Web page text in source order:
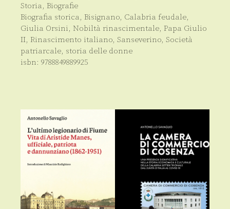
Storia, Biografie
Biografia storica, Bisignano, Calabria feudale,
Giulia Orsini, Nobiltà rinascimentale, Papa Giulio
II, Rinascimento italiano, Sanseverino, Società
patriarcale, storia delle donne
isbn: 9788849889925